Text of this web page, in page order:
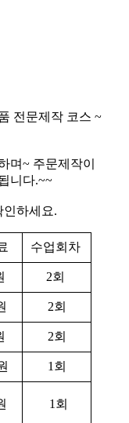
전문제작 코스 ~
며~ 주문제작이
니다.~~
하세요.
수업회차
2회
2회
2회
1회
1회